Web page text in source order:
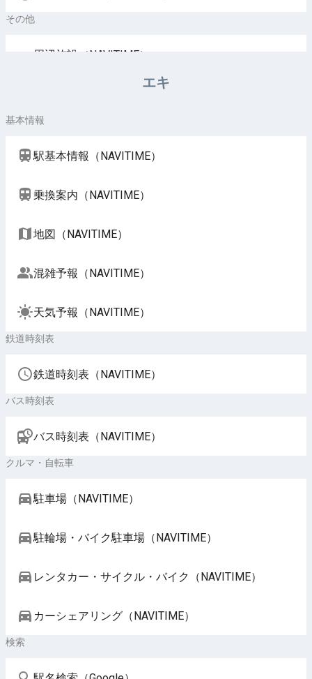
その他
周辺施設（NAVITIME）
エキ
基本情報
駅基本情報（NAVITIME）
乗換案内（NAVITIME）
地図（NAVITIME）
混雑予報（NAVITIME）
天気予報（NAVITIME）
鉄道時刻表
鉄道時刻表（NAVITIME）
バス時刻表
バス時刻表（NAVITIME）
クルマ・自転車
駐車場（NAVITIME）
駐輪場・バイク駐車場（NAVITIME）
レンタカー・サイクル・バイク（NAVITIME）
カーシェアリング（NAVITIME）
検索